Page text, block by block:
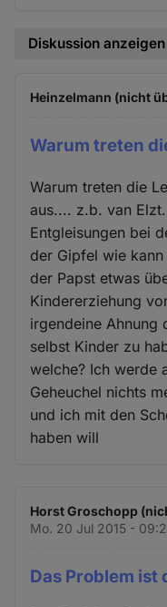
Diskussion anzeigen
Heinzelmann (nicht
Warum treten
Warum treten die
aus.... z.b. van
Entgleisungen bei
der Gipfel wie
der Papst etwas
Kindererziehung
irgendeine Ahnung
selbst Kinder zu
welche? Ich werde
Geheuchel nichts
und ich mit den
haben will
Horst Groschopp
Mo. 20 Jul 2015 -
Das Problem ist